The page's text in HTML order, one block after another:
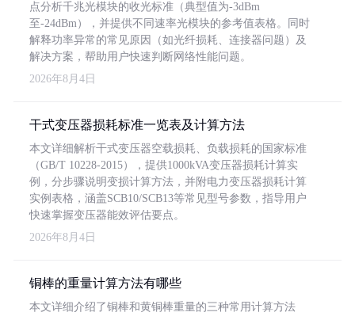
点分析千兆光模块的收光标准（典型值为-3dBm
至-24dBm），并提供不同速率光模块的参考值表格。同时
解释功率异常的常见原因（如光纤损耗、连接器问题）及
解决方案，帮助用户快速判断网络性能问题。
2026年8月4日
干式变压器损耗标准一览表及计算方法
本文详细解析干式变压器空载损耗、负载损耗的国家标准
（GB/T 10228-2015），提供1000kVA变压器损耗计算实
例，分步骤说明变损计算方法，并附电力变压器损耗计算
实例表格，涵盖SCB10/SCB13等常见型号参数，指导用户
快速掌握变压器能效评估要点。
2026年8月4日
铜棒的重量计算方法有哪些
本文详细介绍了铜棒和黄铜棒重量的三种常用计算方法